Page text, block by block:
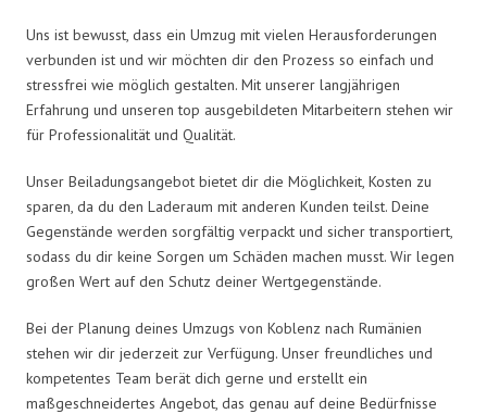
Uns ist bewusst, dass ein Umzug mit vielen Herausforderungen
verbunden ist und wir möchten dir den Prozess so einfach und
stressfrei wie möglich gestalten. Mit unserer langjährigen
Erfahrung und unseren top ausgebildeten Mitarbeitern stehen wir
für Professionalität und Qualität.
Unser Beiladungsangebot bietet dir die Möglichkeit, Kosten zu
sparen, da du den Laderaum mit anderen Kunden teilst. Deine
Gegenstände werden sorgfältig verpackt und sicher transportiert,
sodass du dir keine Sorgen um Schäden machen musst. Wir legen
großen Wert auf den Schutz deiner Wertgegenstände.
Bei der Planung deines Umzugs von Koblenz nach Rumänien
stehen wir dir jederzeit zur Verfügung. Unser freundliches und
kompetentes Team berät dich gerne und erstellt ein
maßgeschneidertes Angebot, das genau auf deine Bedürfnisse